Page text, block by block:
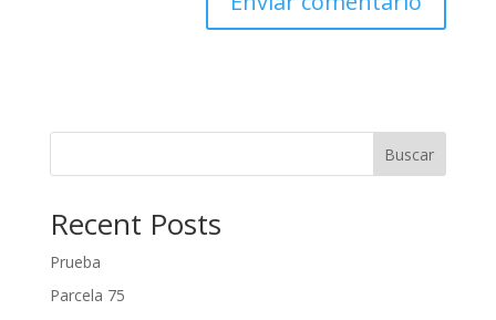
Buscar
Recent Posts
Prueba
Parcela 75